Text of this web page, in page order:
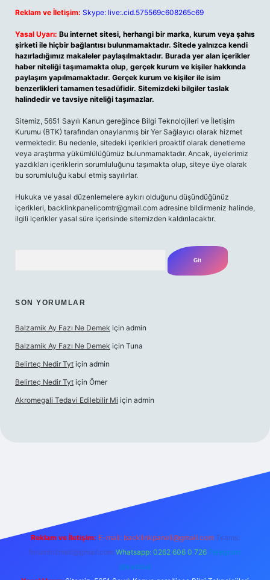
Reklam ve İletişim: Skype: live:.cid.575569c608265c69
Yasal Uyarı: Bu internet sitesi, herhangi bir marka, kurum veya şahıs
şirketi ile hiçbir bağlantısı bulunmamaktadır. Sitede yalnızca kendi
hazırladığımız makaleler paylaşılmaktadır. Burada yer alan içerikler
haber niteliği taşımamakta olup, gerçek kurum ve kişiler hakkında
paylaşım yapılmamaktadır. Gerçek kurum ve kişiler ile isim
benzerlikleri tamamen tesadüfidir. Sitemizdeki bilgiler taslak
halindedir ve tavsiye niteliği taşımazlar.
Sitemiz, 5651 Sayılı Kanun gereğince Bilgi Teknolojileri ve İletişim
Kurumu (BTK) tarafından onaylanmış bir Yer Sağlayıcı olarak hizmet
vermektedir. Bu nedenle, sitedeki içerikleri proaktif olarak denetleme
veya araştırma yükümlülüğümüz bulunmamaktadır. Ancak, üyelerimiz
yazdıkları içeriklerin sorumluluğunu taşımakta olup, siteye üye olarak
bu sorumluluğu kabul etmiş sayılırlar.
Hukuka ve yasal düzenlemelere aykırı olduğunu düşündüğünüz
içerikleri, backlinkpanelicomtr@gmail.com adresine bildirmeniz halinde,
ilgili içerikler yasal süre içerisinde sitemizden kaldırılacaktır.
SON YORUMLAR
Balzamik Ay Fazı Ne Demek için admin
Balzamik Ay Fazı Ne Demek için Tuna
Belirteç Nedir Tyt için admin
Belirteç Nedir Tyt için Ömer
Akromegali Tedavi Edilebilir Mi için admin
Reklam ve İletişim: E-mail: backlinkpaneli@gmail.com Teams:
forumhizmeti@gmail.com Whatsapp: 0262 606 0 726 Telegram:
@karabul